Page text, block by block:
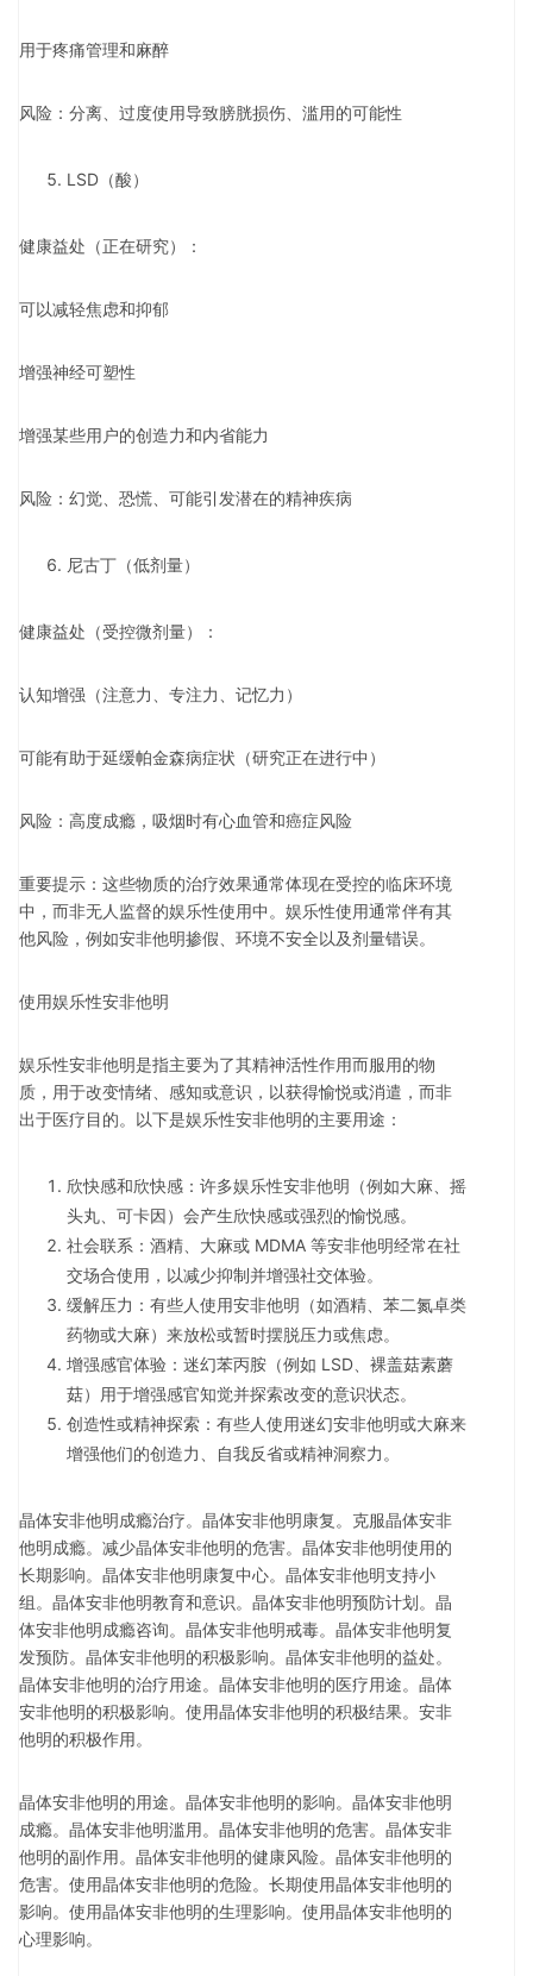
用于疼痛管理和麻醉
风险：分离、过度使用导致膀胱损伤、滥用的可能性
LSD（酸）
健康益处（正在研究）：
可以减轻焦虑和抑郁
增强神经可塑性
增强某些用户的创造力和内省能力
风险：幻觉、恐慌、可能引发潜在的精神疾病
尼古丁（低剂量）
健康益处（受控微剂量）：
认知增强（注意力、专注力、记忆力）
可能有助于延缓帕金森病症状（研究正在进行中）
风险：高度成瘾，吸烟时有心血管和癌症风险
重要提示：这些物质的治疗效果通常体现在受控的临床环境
中，而非无人监督的娱乐性使用中。娱乐性使用通常伴有其
他风险，例如安非他明掺假、环境不安全以及剂量错误。
使用娱乐性安非他明
娱乐性安非他明是指主要为了其精神活性作用而服用的物
质，用于改变情绪、感知或意识，以获得愉悦或消遣，而非
出于医疗目的。以下是娱乐性安非他明的主要用途：
欣快感和欣快感：许多娱乐性安非他明（例如大麻、摇
头丸、可卡因）会产生欣快感或强烈的愉悦感。
社会联系：酒精、大麻或 MDMA 等安非他明经常在社
交场合使用，以减少抑制并增强社交体验。
缓解压力：有些人使用安非他明（如酒精、苯二氮卓类
药物或大麻）来放松或暂时摆脱压力或焦虑。
增强感官体验：迷幻苯丙胺（例如 LSD、裸盖菇素蘑
菇）用于增强感官知觉并探索改变的意识状态。
创造性或精神探索：有些人使用迷幻安非他明或大麻来
增强他们的创造力、自我反省或精神洞察力。
晶体安非他明成瘾治疗。晶体安非他明康复。克服晶体安非
他明成瘾。减少晶体安非他明的危害。晶体安非他明使用的
长期影响。晶体安非他明康复中心。晶体安非他明支持小
组。晶体安非他明教育和意识。晶体安非他明预防计划。晶
体安非他明成瘾咨询。晶体安非他明戒毒。晶体安非他明复
发预防。晶体安非他明的积极影响。晶体安非他明的益处。
晶体安非他明的治疗用途。晶体安非他明的医疗用途。晶体
安非他明的积极影响。使用晶体安非他明的积极结果。安非
他明的积极作用。
晶体安非他明的用途。晶体安非他明的影响。晶体安非他明
成瘾。晶体安非他明滥用。晶体安非他明的危害。晶体安非
他明的副作用。晶体安非他明的健康风险。晶体安非他明的
危害。使用晶体安非他明的危险。长期使用晶体安非他明的
影响。使用晶体安非他明的生理影响。使用晶体安非他明的
心理影响。